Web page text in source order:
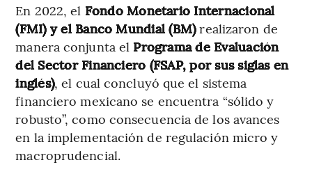
En 2022, el Fondo Monetario Internacional
(FMI) y el Banco Mundial (BM)realizaron de
manera conjunta el Programa de Evaluación
del Sector Financiero (FSAP, por sus siglas en
inglés), el cual concluyó que el sistema
financiero mexicano se encuentra “sólido y
robusto”, como consecuencia de los avances
en la implementación de regulación micro y
macroprudencial.